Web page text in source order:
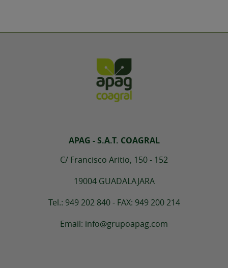
APAG - S.A.T. COAGRAL
C/ Francisco Aritio, 150 - 152
19004 GUADALAJARA
Tel.: 949 202 840 - FAX: 949 200 214
Email: info@grupoapag.com